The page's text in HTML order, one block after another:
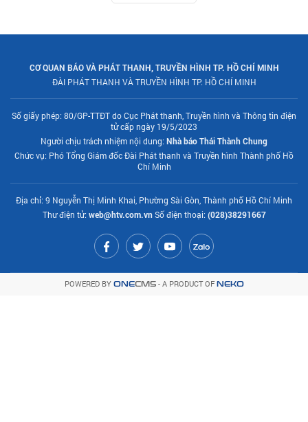
CƠ QUAN BÁO VÀ PHÁT THANH, TRUYỀN HÌNH TP. HỒ CHÍ MINH
ĐÀI PHÁT THANH VÀ TRUYỀN HÌNH TP. HỒ CHÍ MINH
Số giấy phép: 80/GP-TTĐT do Cục Phát thanh, Truyền hình và Thông tin điện
tử cấp ngày 19/5/2023
Người chịu trách nhiệm nội dung: Nhà báo Thái Thành Chung
Chức vụ: Phó Tổng Giám đốc Đài Phát thanh và Truyền hình Thành phố Hồ
Chí Minh
Địa chỉ: 9 Nguyễn Thị Minh Khai, Phường Sài Gòn, Thành phố Hồ Chí Minh
Thư điện tử: web@htv.com.vnSố điện thoại: (028)38291667
POWERED BY ONECMS- A PRODUCT OF NEKO